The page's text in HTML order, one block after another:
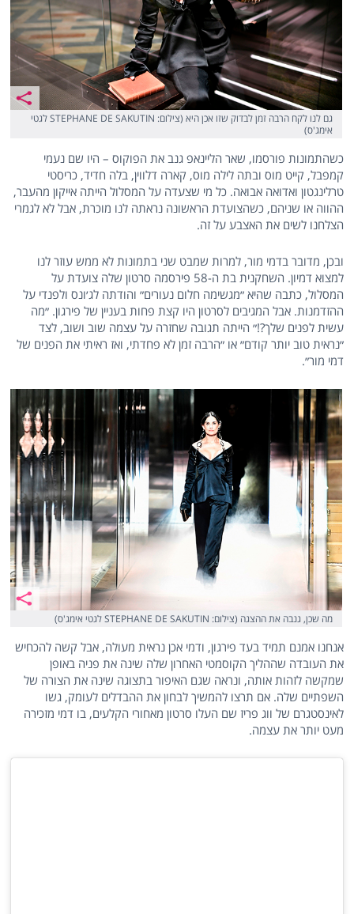
גם לנו לקח הרבה זמן לבדוק שזו אכן היא (צילום: STEPHANE DE SAKUTIN לגטי
אימג'ס)
כשהתמונות פורסמו, שאר הליינאפ גנב את הפוקוס – היו שם נעמי
קמפבל, קייט מוס ובתה לילה מוס, קארה דלווין, בלה חדיד, כריסטי
טרלינגטון ואדואה אבואה. כל מי שצעדה על המסלול הייתה אייקון מהעבר,
ההווה או שניהם, כשהצועדת הראשונה נראתה לנו מוכרת, אבל לא לגמרי
הצלחנו לשים את האצבע על זה.
ובכן, מדובר בדמי מור, למרות שמבט שני בתמונות לא ממש עוזר לנו
למצוא דמיון. השחקנית בת ה-58 פירסמה סרטון שלה צועדת על
המסלול, כתבה שהיא ״מגשימה חלום נעורים״ והודתה לג׳ונס ולפנדי על
ההזדמנות. אבל המגיבים לסרטון היו קצת פחות בעניין של פירגון. ״מה
עשית לפנים שלך?!״ הייתה תגובה שחזרה על עצמה שוב ושוב, לצד
״נראית טוב יותר קודם״ או ״הרבה זמן לא פחדתי, ואז ראיתי את הפנים של
דמי מור״.
מה שכן, גנבה את ההצגה (צילום: STEPHANE DE SAKUTIN לגטי אימג'ס)
אנחנו אמנם תמיד בעד פירגון, ודמי אכן נראית מעולה, אבל קשה להכחיש
את העובדה שההליך הקוסמטי האחרון שלה שינה את פניה באופן
שמקשה לזהות אותה, ונראה שגם האיפור בתצוגה שינה את הצורה של
השפתיים שלה. אם תרצו להמשיך לבחון את ההבדלים לעומק, גשו
לאינסטגרם של ווג פריז שם העלו סרטון מאחורי הקלעים, בו דמי מזכירה
מעט יותר את עצמה.